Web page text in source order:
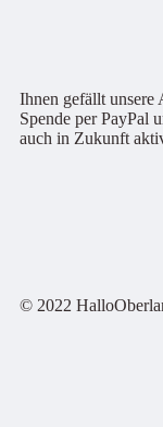
Ihnen gefällt unsere
Spende per PayPal
auch in Zukunft
© 2022